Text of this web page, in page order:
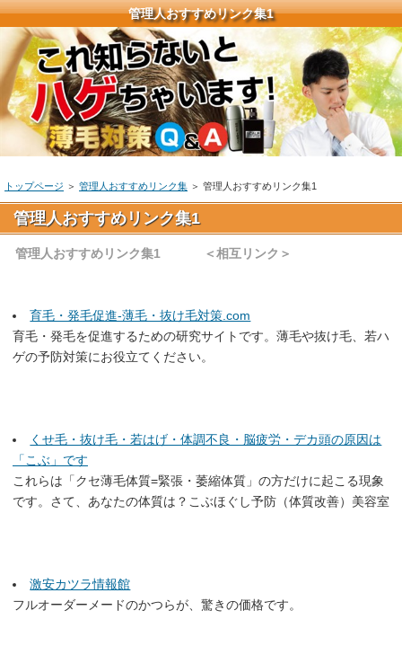
管理人おすすめリンク集1
トップページ ＞ 管理人おすすめリンク集 ＞ 管理人おすすめリンク集1
管理人おすすめリンク集1
管理人おすすめリンク集1 ＜相互リンク＞
育毛・発毛促進-薄毛・抜け毛対策.com
育毛・発毛を促進するための研究サイトです。薄毛や抜け毛、若ハ
ゲの予防対策にお役立てください。
くせ毛・抜け毛・若はげ・体調不良・脳疲労・デカ頭の原因は
「こぶ」です
これらは「クセ薄毛体質=緊張・萎縮体質」の方だけに起こる現象
です。さて、あなたの体質は？こぶほぐし予防（体質改善）美容室
激安カツラ情報館
フルオーダーメードのかつらが、驚きの価格です。